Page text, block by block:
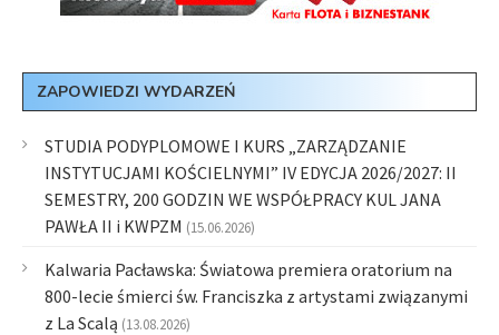
ZAPOWIEDZI WYDARZEŃ
STUDIA PODYPLOMOWE I KURS „ZARZĄDZANIE
INSTYTUCJAMI KOŚCIELNYMI” IV EDYCJA 2026/2027: II
SEMESTRY, 200 GODZIN WE WSPÓŁPRACY KUL JANA
PAWŁA II i KWPZM (15.06.2026)
Kalwaria Pacławska: Światowa premiera oratorium na
800-lecie śmierci św. Franciszka z artystami związanymi
z La Scalą (13.08.2026)